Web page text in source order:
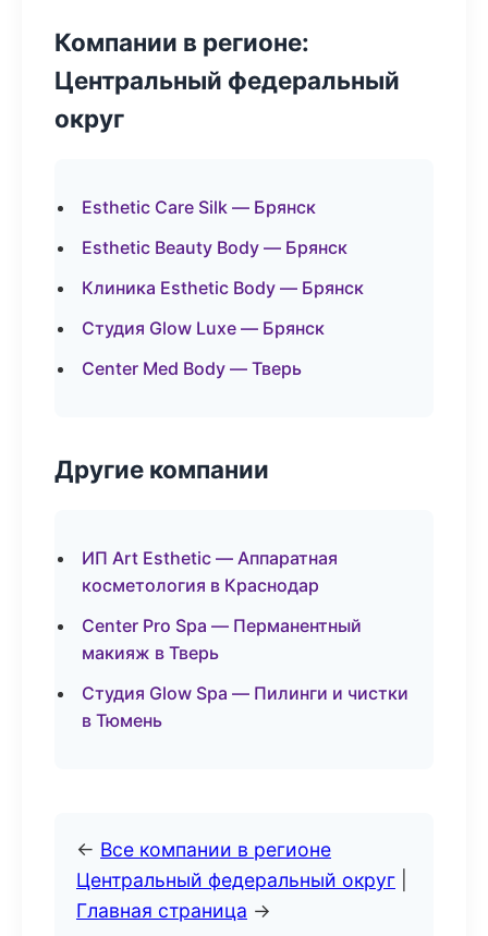
Компании в регионе:
Центральный федеральный
округ
Esthetic Care Silk — Брянск
Esthetic Beauty Body — Брянск
Клиника Esthetic Body — Брянск
Студия Glow Luxe — Брянск
Center Med Body — Тверь
Другие компании
ИП Art Esthetic — Аппаратная
косметология в Краснодар
Center Pro Spa — Перманентный
макияж в Тверь
Студия Glow Spa — Пилинги и чистки
в Тюмень
← Все компании в регионе
Центральный федеральный округ
Главная страница →